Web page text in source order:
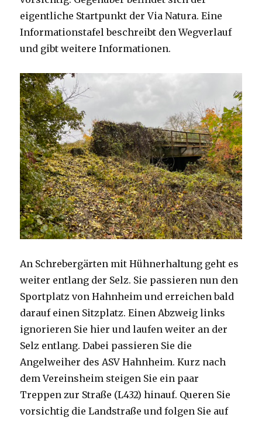
eigentliche Startpunkt der Via Natura. Eine
Informationstafel beschreibt den Wegverlauf
und gibt weitere Informationen.
An Schrebergärten mit Hühnerhaltung geht es
weiter entlang der Selz. Sie passieren nun den
Sportplatz von Hahnheim und erreichen bald
darauf einen Sitzplatz. Einen Abzweig links
ignorieren Sie hier und laufen weiter an der
Selz entlang. Dabei passieren Sie die
Angelweiher des ASV Hahnheim. Kurz nach
dem Vereinsheim steigen Sie ein paar
Treppen zur Straße (L432) hinauf. Queren Sie
vorsichtig die Landstraße und folgen Sie auf